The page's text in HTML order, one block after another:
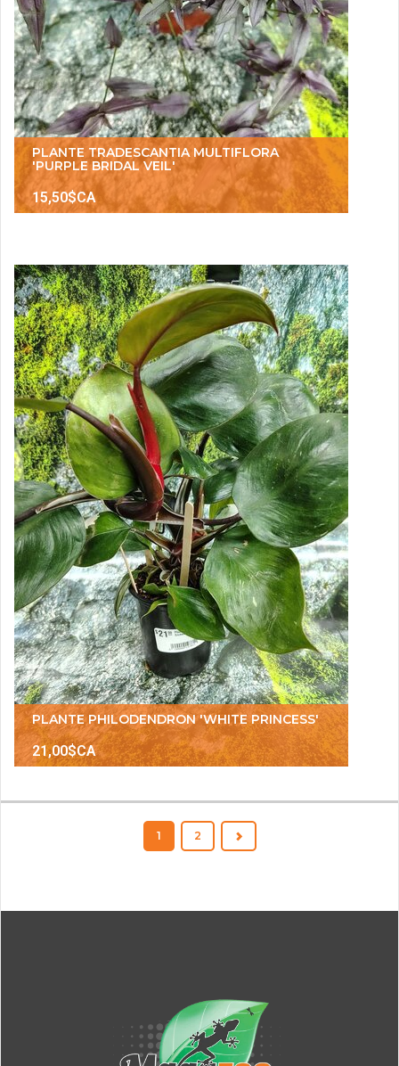
PLANTE TRADESCANTIA MULTIFLORA
'PURPLE BRIDAL VEIL'
15,50$CA
PLANTE PHILODENDRON 'WHITE PRINCESS'
21,00$CA
1 2